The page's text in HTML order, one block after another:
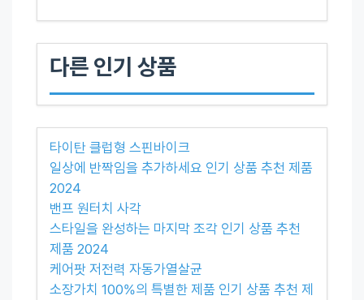
다른 인기 상품
타이탄 클럽형 스핀바이크
일상에 반짝임을 추가하세요 인기 상품 추천 제품
2024
밴프 원터치 사각
스타일을 완성하는 마지막 조각 인기 상품 추천
제품 2024
케어팟 저전력 자동가열살균
소장가치 100%의 특별한 제품 인기 상품 추천 제